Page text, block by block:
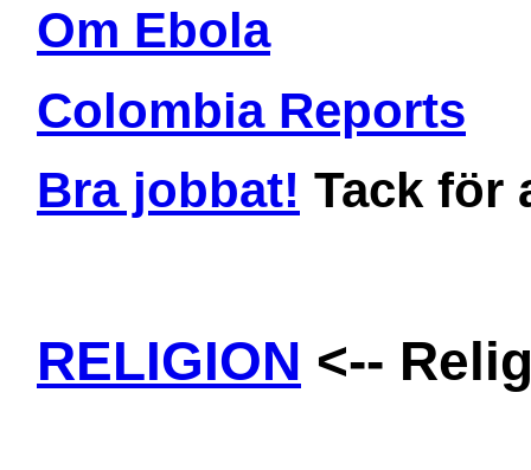
Om Ebola
Colombia Reports
Bra jobbat! Tack för
RELIGION <--